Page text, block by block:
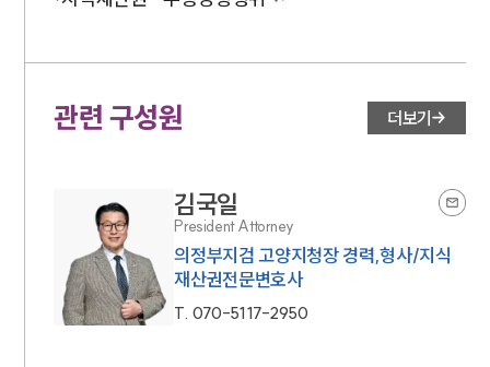
관련 구성원 더보기
김국일
President Attorney
의정부지검 고양지청장 경력,형사/지식
재산권전문변호사
T. 070-5117-2950